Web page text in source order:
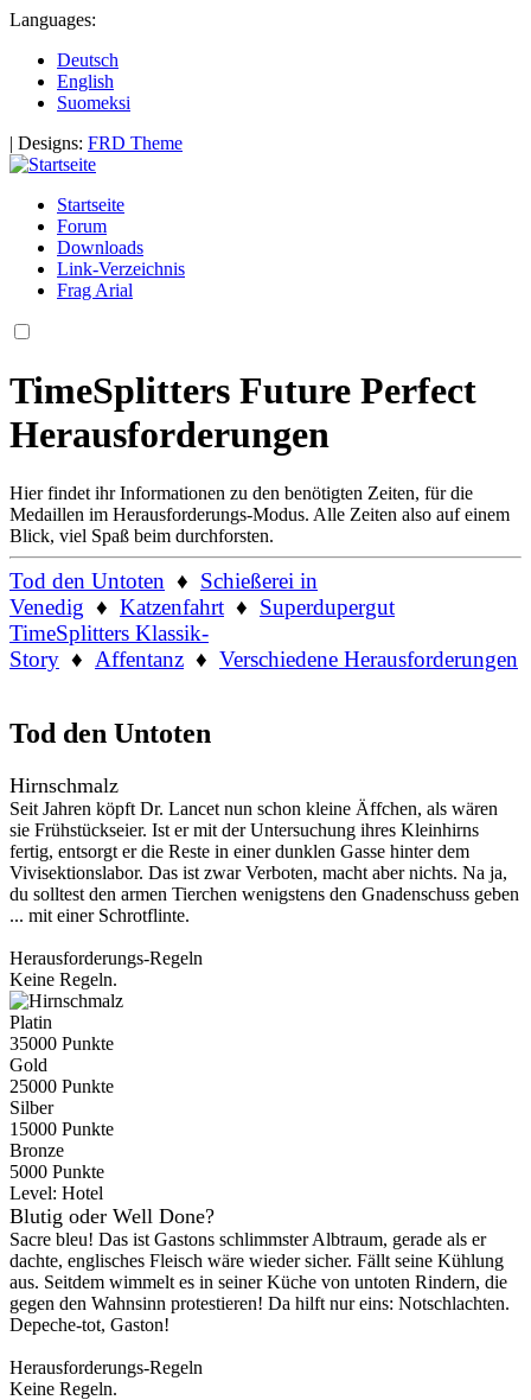
Languages:
Deutsch
English
Suomeksi
| Designs: FRD Theme
Startseite
Forum
Downloads
Link-Verzeichnis
Frag Arial
TimeSplitters Future Perfect
Herausforderungen
Hier findet ihr Informationen zu den benötigten Zeiten, für die
Medaillen im Herausforderungs-Modus. Alle Zeiten also auf einem
Blick, viel Spaß beim durchforsten.
Tod den Untoten ♦ Schießerei in
Venedig ♦ Katzenfahrt ♦ Superdupergut
TimeSplitters Klassik-
Story ♦ Affentanz ♦ Verschiedene Herausforderungen
Tod den Untoten
Hirnschmalz
Seit Jahren köpft Dr. Lancet nun schon kleine Äffchen, als wären
sie Frühstückseier. Ist er mit der Untersuchung ihres Kleinhirns
fertig, entsorgt er die Reste in einer dunklen Gasse hinter dem
Vivisektionslabor. Das ist zwar Verboten, macht aber nichts. Na ja,
du solltest den armen Tierchen wenigstens den Gnadenschuss geben
... mit einer Schrotflinte.
Herausforderungs-Regeln
Keine Regeln.
Platin
35000 Punkte
Gold
25000 Punkte
Silber
15000 Punkte
Bronze
5000 Punkte
Level: Hotel
Blutig oder Well Done?
Sacre bleu! Das ist Gastons schlimmster Albtraum, gerade als er
dachte, englisches Fleisch wäre wieder sicher. Fällt seine Kühlung
aus. Seitdem wimmelt es in seiner Küche von untoten Rindern, die
gegen den Wahnsinn protestieren! Da hilft nur eins: Notschlachten.
Depeche-tot, Gaston!
Herausforderungs-Regeln
Keine Regeln.